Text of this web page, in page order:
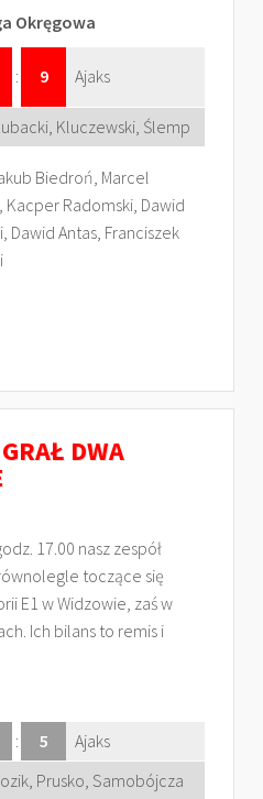
Okręgowa
: 9 Ajaks
Kluczewski, Ślemp
Biedroń, Marcel
Radomski, Dawid
Dawid Antas, Franciszek
DWA
17.00 nasz zespół
toczące się
E1 w Widzowie, zaś w
Ich bilans to remis i
: 5
Ajaks
Prusko, Samobójcza